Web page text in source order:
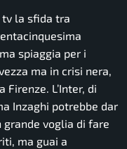
tv la sfida tra
spiaggia per i
ma in crisi nera,
L’Inter, di
Inzaghi potrebbe dar
grande voglia di fare
ma guai a